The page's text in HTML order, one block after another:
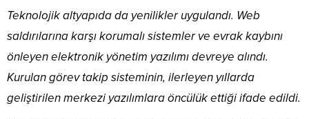
Teknolojik altyapıda da yenilikler uygulandı. Web
saldırılarına karşı korumalı sistemler ve evrak kaybını
önleyen elektronik yönetim yazılımı devreye alındı.
Kurulan görev takip sisteminin, ilerleyen yıllarda
geliştirilen merkezi yazılımlara öncülük ettiği ifade edildi.